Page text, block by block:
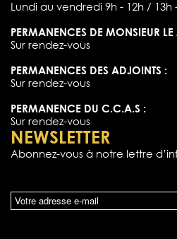
Lundi au vendredi 9h - 12h / 13h
PERMANENCES DE MONSIEUR
Sur rendez-vous
PERMANENCES DES ADJOINTS :
Sur rendez-vous
PERMANENCE DU C.C.A.S :
Sur rendez-vous
NEWSLETTER
Abonnez-vous à notre lettre